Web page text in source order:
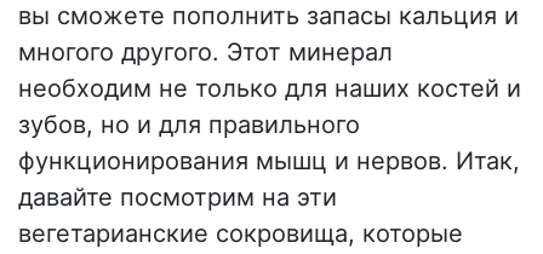
вы сможете пополнить запасы кальция и
многого другого. Этот минерал
необходим не только для наших костей и
зубов, но и для правильного
функционирования мышц и нервов. Итак,
давайте посмотрим на эти
вегетарианские сокровища, которые